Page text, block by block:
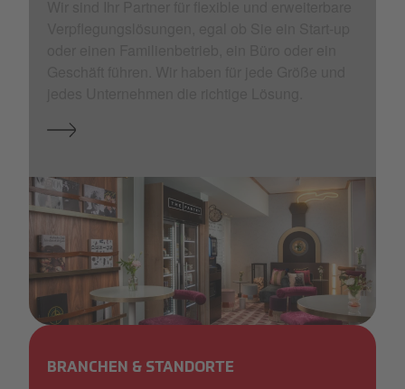
Foto SF Avani_Simona Ettori.jpg
BRANCHEN & STANDORTE